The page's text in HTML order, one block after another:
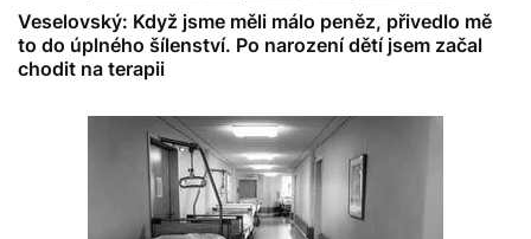
Veselovský: Když jsme měli málo peněz, přivedlo mě
to do úplného šílenství. Po narození dětí jsem začal
chodit na terapii